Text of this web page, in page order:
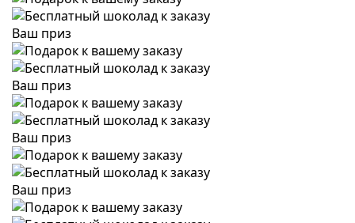
Ваш приз
Ваш приз
Ваш приз
Ваш приз